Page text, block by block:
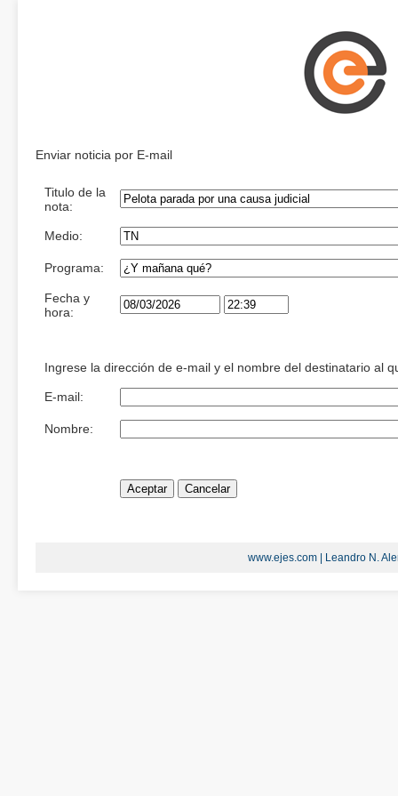
Enviar noticia por E-mail
Titulo de la
nota:
Medio:
Programa:
Fecha y
hora:
Ingrese la dirección de e-mail y el nombre del destinatario al
E-mail:
Nombre:
www.ejes.com | Leandro N.